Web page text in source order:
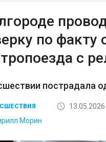
по факту
с
пострадала
Морин